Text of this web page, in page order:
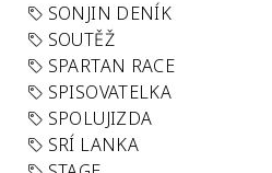
SONJIN DENÍK
SOUTĚŽ
SPARTAN RACE
SPISOVATELKA
SPOLUJIZDA
SRÍ LANKA